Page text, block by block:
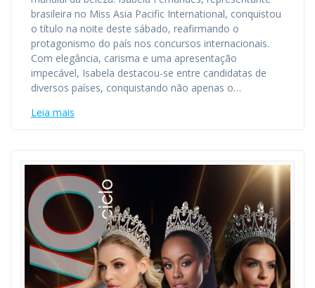
brasileira no Miss Asia Pacific International, conquistou
o título na noite deste sábado, reafirmando o
protagonismo do país nos concursos internacionais.
Com elegância, carisma e uma apresentação
impecável, Isabela destacou-se entre candidatas de
diversos países, conquistando não apenas o…
Leia mais